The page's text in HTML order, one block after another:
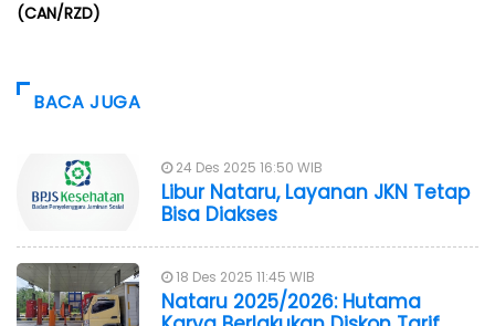
(CAN/RZD)
BACA JUGA
24 Des 2025 16:50 WIB
Libur Nataru, Layanan JKN Tetap
Bisa Diakses
18 Des 2025 11:45 WIB
Nataru 2025/2026: Hutama